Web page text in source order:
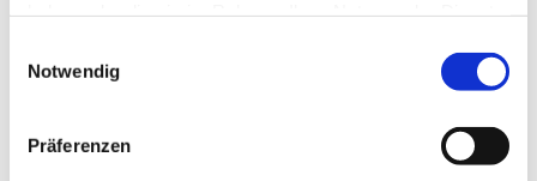
Notwendig
Präferenzen
der Homepage oder über den Mail-